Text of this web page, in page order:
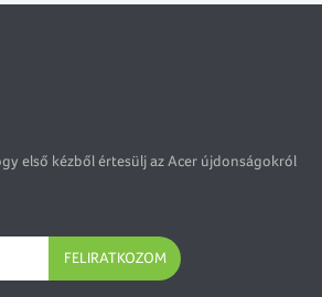
első kézből értesülj az Acer újdonságokról
FELIRATKOZOM